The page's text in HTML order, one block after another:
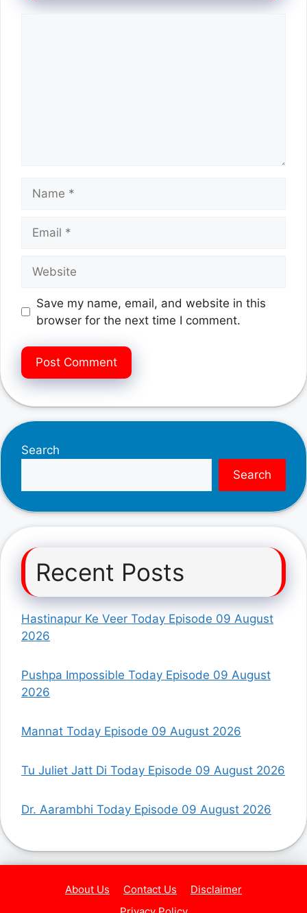
Save my name, email, and website in this
browser for the next time I comment.
Search
Search
Recent Posts
Hastinapur Ke Veer Today Episode 09 August
2026
Pushpa Impossible Today Episode 09 August
2026
Mannat Today Episode 09 August 2026
Tu Juliet Jatt Di Today Episode 09 August 2026
Dr. Aarambhi Today Episode 09 August 2026
About Us Contact Us
Disclaimer